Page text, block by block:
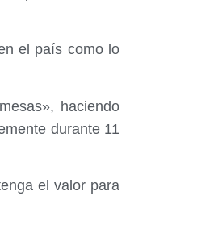
el país como lo
haciendo
durante 11
el valor para